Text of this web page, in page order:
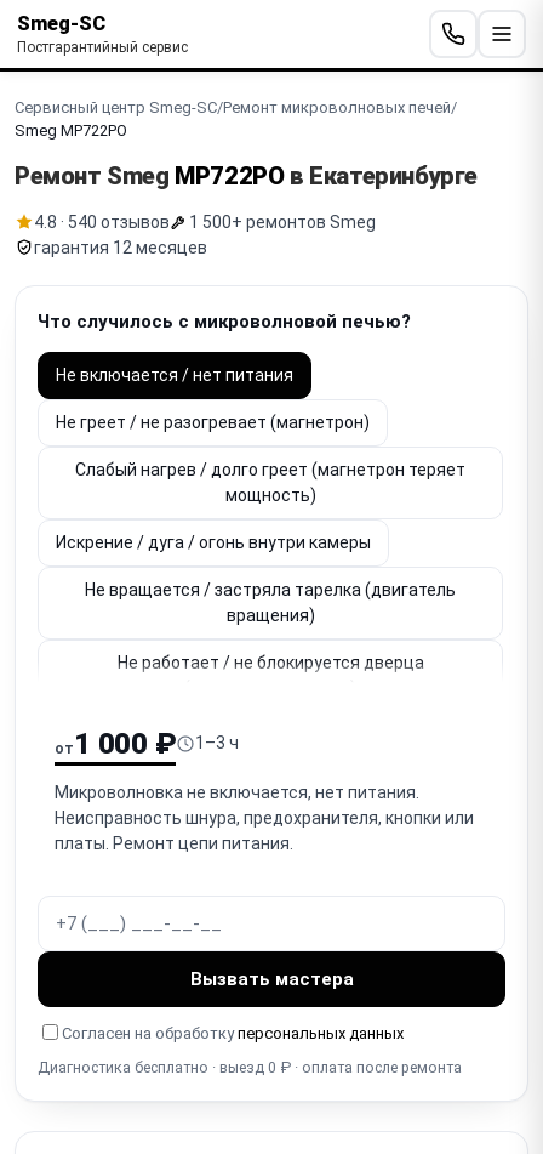
Smeg-SC
Постгарантийный сервис
Сервисный центр Smeg-SC/Ремонт микроволновых печей/
Smeg MP722PO
Ремонт Smeg MP722POв Екатеринбурге
4.8 · 540 отзывов
1 500+ ремонтов Smeg
гарантия 12 месяцев
Что случилось с микроволновой печью?
Не включается / нет питания
Не греет / не разогревает (магнетрон)
Слабый нагрев / долго греет (магнетрон теряет
мощность)
Искрение / дуга / огонь внутри камеры
Не вращается / застряла тарелка (двигатель
вращения)
Не работает / не блокируется дверца
Перегорела / не работает лампочка подсветки
регулятор
Не работает дисплей / кнопки / сенсорная панель
Не работает гриль / тен гриля (у моделей с грилем)
Перегревается / отключается / срабатывает
термозащита
Шумит / гудит сильнее обычного (магнетрон,
вентилятор)
от 1 000 ₽ 1–3 ч
Микроволновка не включается, нет питания.
Неисправность шнура, предохранителя, кнопки или
платы. Ремонт цепи питания.
Вызвать мастера
Согласен на обработкуперсональных данных
Диагностика бесплатно · выезд 0 ₽ · оплата после ремонта